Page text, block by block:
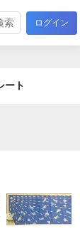
索 ログイン
ート